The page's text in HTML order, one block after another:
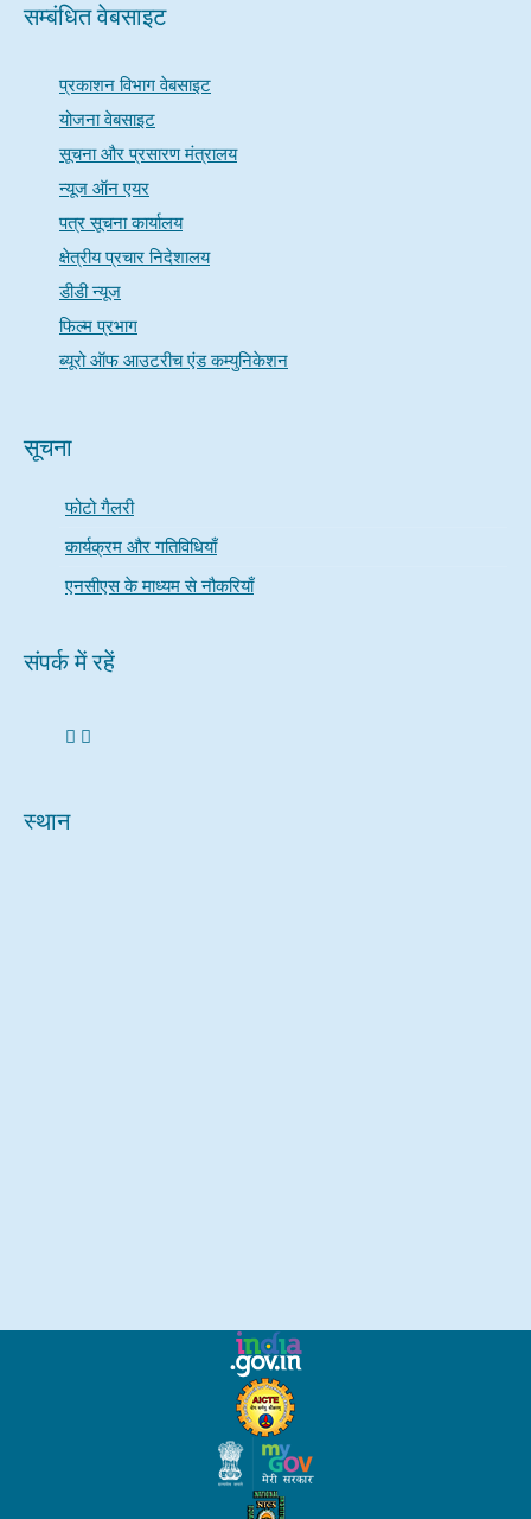
सम्बंधित वेबसाइट
प्रकाशन विभाग वेबसाइट
योजना वेबसाइट
सूचना और प्रसारण मंत्रालय
न्यूज ऑन एयर
पत्र सूचना कार्यालय
क्षेत्रीय प्रचार निदेशालय
डीडी न्यूज
फिल्म प्रभाग
ब्यूरो ऑफ आउटरीच एंड कम्युनिकेशन
सूचना
फोटो गैलरी
कार्यक्रम और गतिविधियाँ
एनसीएस के माध्यम से नौकरियाँ
संपर्क में रहें
स्थान